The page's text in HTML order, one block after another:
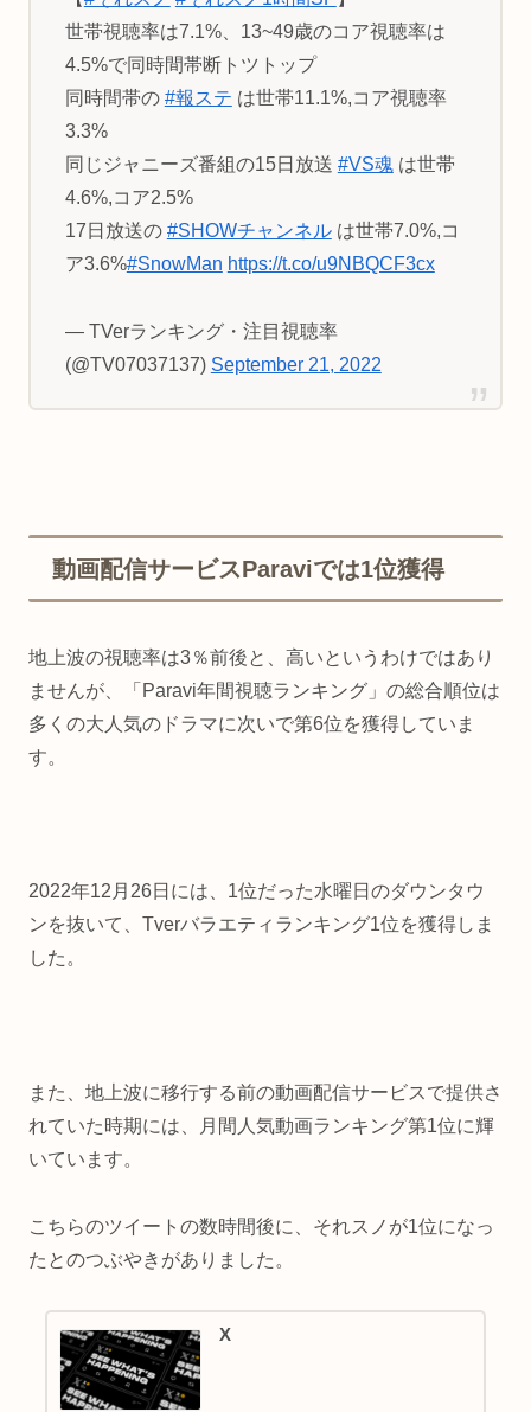
世帯視聴率は7.1%、13~49歳のコア視聴率は
4.5%で同時間帯断トツトップ
同時間帯の #報ステ は世帯11.1%,コア視聴率
3.3%
同じジャニーズ番組の15日放送 #VS魂は世帯
4.6%,コア2.5%
17日放送の #SHOWチャンネルは世帯7.0%,コ
ア3.6%#SnowMan https://t.co/u9NBQCF3cx
— TVerランキング・注目視聴率
(@TV07037137) September 21, 2022
動画配信サービスParaviでは1位獲得
地上波の視聴率は3％前後と、高いというわけではあり
ませんが、「Paravi年間視聴ランキング」の総合順位は
多くの大人気のドラマに次いで第6位を獲得していま
す。
2022年12月26日には、1位だった水曜日のダウンタウ
ンを抜いて、Tverバラエティランキング1位を獲得しま
した。
また、地上波に移行する前の動画配信サービスで提供さ
れていた時期には、月間人気動画ランキング第1位に輝
いています。
こちらのツイートの数時間後に、それスノが1位になっ
たとのつぶやきがありました。
X